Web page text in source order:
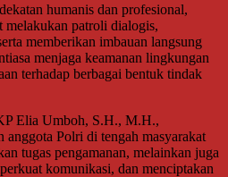
humanis dan profesional,
melakukan patroli dialogis,
memberikan imbauan langsung
menjaga keamanan lingkungan
terhadap berbagai bentuk tindak
Elia Umboh, S.H., M.H.,
anggota Polri di tengah masyarakat
tugas pengamanan, melainkan juga
komunikasi, dan menciptakan